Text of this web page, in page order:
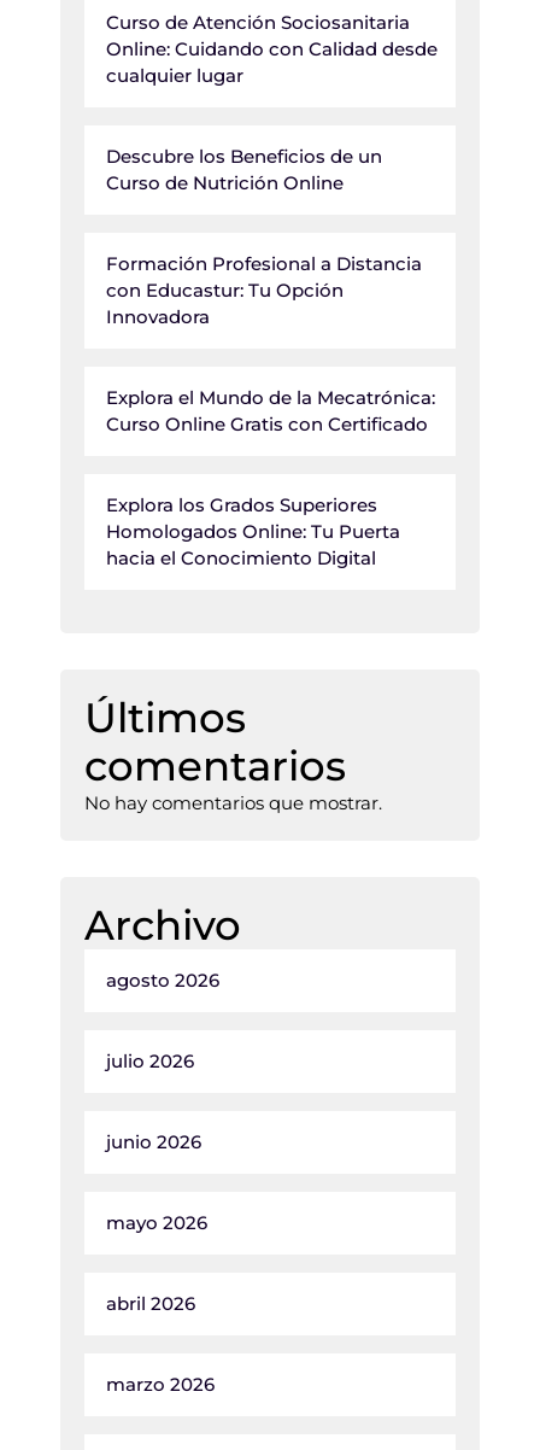
Curso de Atención Sociosanitaria
Online: Cuidando con Calidad desde
cualquier lugar
Descubre los Beneficios de un
Curso de Nutrición Online
Formación Profesional a Distancia
con Educastur: Tu Opción
Innovadora
Explora el Mundo de la Mecatrónica:
Curso Online Gratis con Certificado
Explora los Grados Superiores
Homologados Online: Tu Puerta
hacia el Conocimiento Digital
Últimos
comentarios
No hay comentarios que mostrar.
Archivo
agosto 2026
julio 2026
junio 2026
mayo 2026
abril 2026
marzo 2026